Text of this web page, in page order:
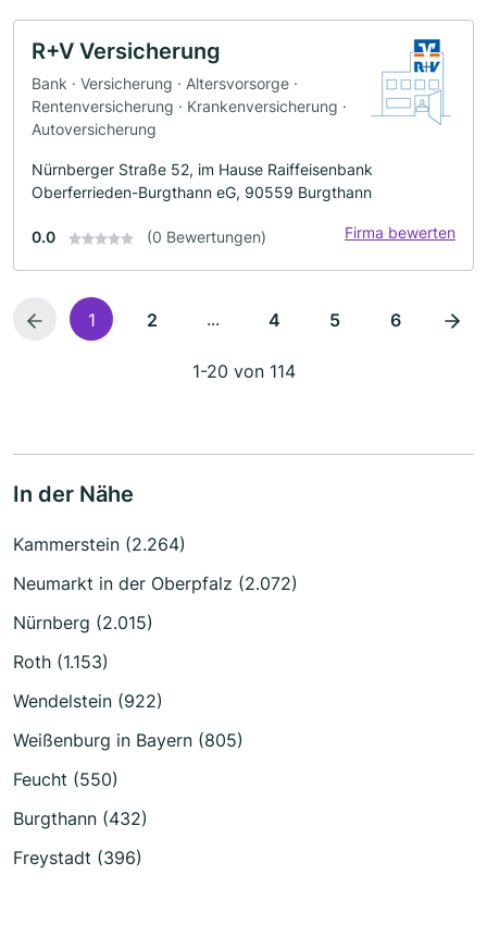
R+V Versicherung
Bank · Versicherung · Altersvorsorge ·
Rentenversicherung · Krankenversicherung ·
Autoversicherung
Nürnberger Straße 52, im Hause Raiffeisenbank
Oberferrieden-Burgthann eG, 90559 Burgthann
0.0 (0 Bewertungen) Firma bewerten
1 2 ... 4 5 6
1-20 von 114
In der Nähe
Kammerstein (2.264)
Neumarkt in der Oberpfalz (2.072)
Nürnberg (2.015)
Roth (1.153)
Wendelstein (922)
Weißenburg in Bayern (805)
Feucht (550)
Burgthann (432)
Freystadt (396)